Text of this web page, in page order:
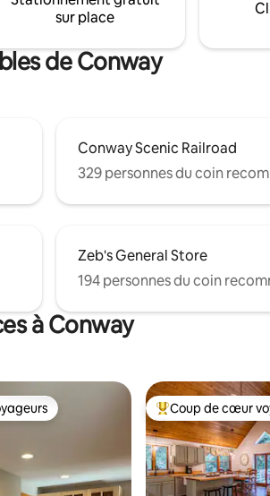
!
menant aux deux
photos avant de
sur place
de Conway
Conway Scenic Railroad
329 personnes du coin
Zeb's General Store
194 personnes du coin
à Conway
parmi les plus aimés Coup de cœur
Coup de cœur